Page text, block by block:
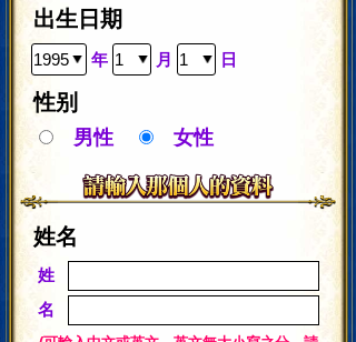
出生日期
年 月 日
性别
男性 女性
姓名
姓
名